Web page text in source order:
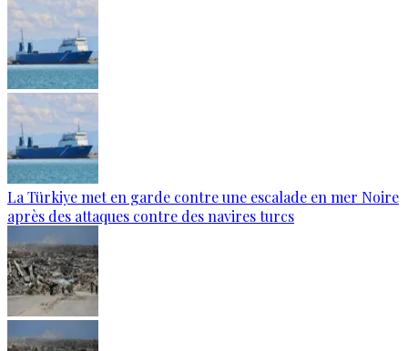
La Türkiye met en garde contre une escalade en mer Noire
après des attaques contre des navires turcs